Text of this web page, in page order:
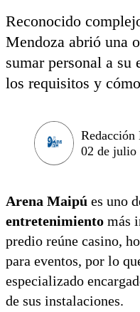
Reconocido
Mendoza abrió una
sumar personal a su
los requisitos y
Redacción
02 de julio
Arena Maipú es uno
entretenimiento más
predio reúne casino,
para eventos, por lo
especializado
de sus instalaciones.